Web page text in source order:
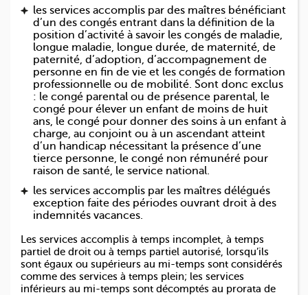
Mutation inter-académique
Mutation intra-académique
Présentation et Infomations pour les Contrats Provisoires
Formulaire de recension des délégués auxiliaires du 2nd degré
Recension des Délégués Auxiliaires du 2nd degré
FAQ formulaire mouvement
PROCÉDURE
TUTORAT
Mission du tuteur
Candidatez à la fonction de tuteur
ACTUALITÉS
ESPACE SUPPLÉANT
les services accomplis par des maîtres bénéficiant
d’un des congés entrant dans la définition de la
position d’activité à savoir les congés de maladie,
longue maladie, longue durée, de maternité, de
paternité, d’adoption, d’accompagnement de
personne en fin de vie et les congés de formation
professionnelle ou de mobilité. Sont donc exclus
: le congé parental ou de présence parental, le
congé pour élever un enfant de moins de huit
ans, le congé pour donner des soins à un enfant à
charge, au conjoint ou à un ascendant atteint
d’un handicap nécessitant la présence d’une
tierce personne, le congé non rémunéré pour
raison de santé, le service national.
les services accomplis par les maîtres délégués
exception faite des périodes ouvrant droit à des
indemnités vacances.
Les services accomplis à temps incomplet, à temps
partiel de droit ou à temps partiel autorisé, lorsqu’ils
sont égaux ou supérieurs au mi-temps sont considérés
comme des services à temps plein; les services
inférieurs au mi-temps sont décomptés au prorata de